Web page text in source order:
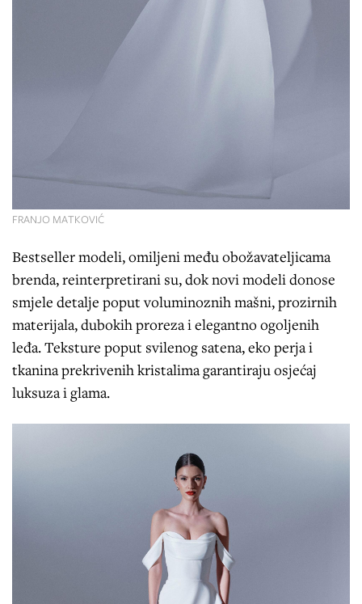
FRANJO MATKOVIĆ
Bestseller modeli, omiljeni među obožavateljicama
brenda, reinterpretirani su, dok novi modeli donose
smjele detalje poput voluminoznih mašni, prozirnih
materijala, dubokih proreza i elegantno ogoljenih
leđa. Teksture poput svilenog satena, eko perja i
tkanina prekrivenih kristalima garantiraju osjećaj
luksuza i glama.